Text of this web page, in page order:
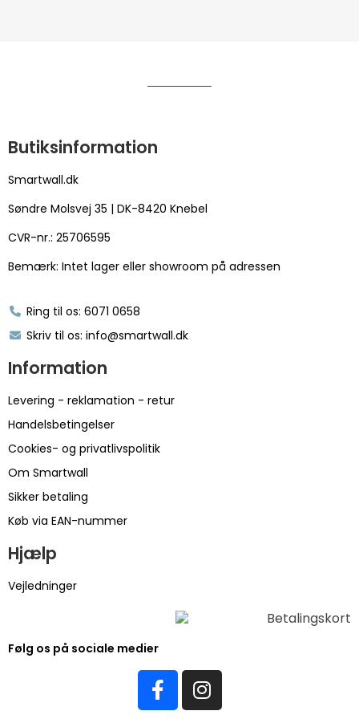
Butiksinformation
Smartwall.dk
Søndre Molsvej 35 | DK-8420 Knebel
CVR-nr.: 25706595
Bemærk: Intet lager eller showroom på adressen
Ring til os: 6071 0658
Skriv til os: info@smartwall.dk
Information
Levering - reklamation - retur
Handelsbetingelser
Cookies- og privatlivspolitik
Om Smartwall
Sikker betaling
Køb via EAN-nummer
Hjælp
Vejledninger
Følg os på sociale medier